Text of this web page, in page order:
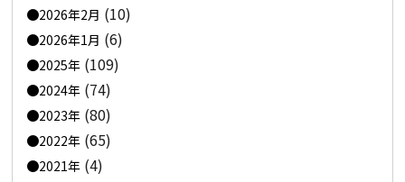
2026年2月 (10)
2026年1月 (6)
2025年 (109)
2024年 (74)
2023年 (80)
2022年 (65)
2021年 (4)